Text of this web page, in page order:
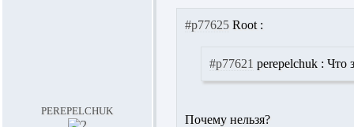
perepelchuk
#p77625 Root :
#p77621 perepelchuk : Что
Почему нельзя?